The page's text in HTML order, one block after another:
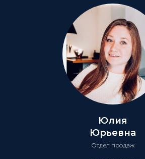
Юлия
Юрьевна
Отдел продаж